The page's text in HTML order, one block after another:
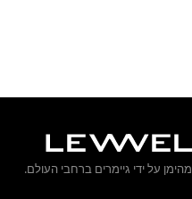
מהימן על ידי גיימרים ברחבי העולם.